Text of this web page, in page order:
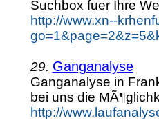
Suchbox fuer Ihre
http://www.xn--
29. Ganganalyse
Ganganalyse in
bei uns die
http://